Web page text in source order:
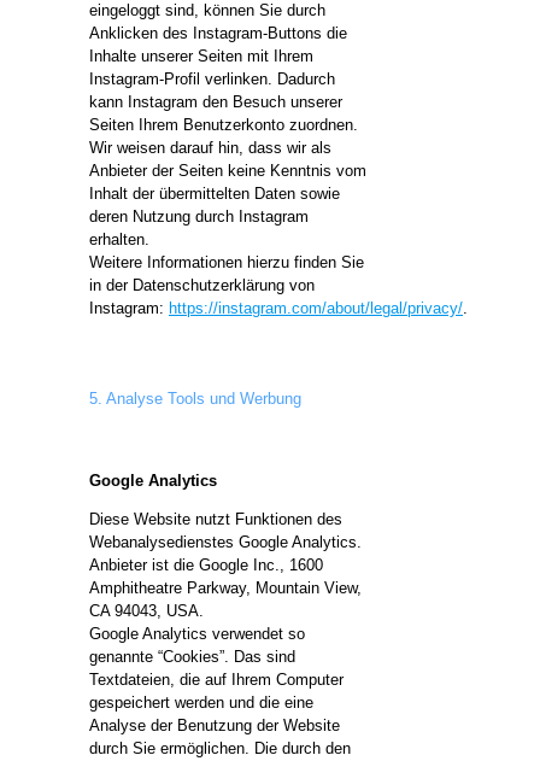
eingeloggt sind, können Sie durch
Anklicken des Instagram-Buttons die
Inhalte unserer Seiten mit Ihrem
Instagram-Profil verlinken. Dadurch
kann Instagram den Besuch unserer
Seiten Ihrem Benutzerkonto zuordnen.
Wir weisen darauf hin, dass wir als
Anbieter der Seiten keine Kenntnis vom
Inhalt der übermittelten Daten sowie
deren Nutzung durch Instagram
erhalten.
Weitere Informationen hierzu finden Sie
in der Datenschutzerklärung von
Instagram: https://instagram.com/about/legal/privacy/.
5. Analyse Tools und Werbung
Google Analytics
Diese Website nutzt Funktionen des
Webanalysedienstes Google Analytics.
Anbieter ist die Google Inc., 1600
Amphitheatre Parkway, Mountain View,
CA 94043, USA.
Google Analytics verwendet so
genannte “Cookies”. Das sind
Textdateien, die auf Ihrem Computer
gespeichert werden und die eine
Analyse der Benutzung der Website
durch Sie ermöglichen. Die durch den